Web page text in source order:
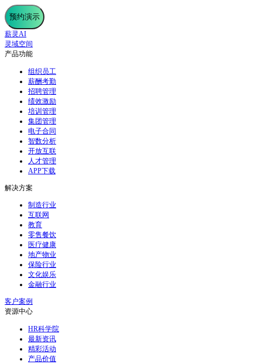
预约演示
薪灵AI
灵域空间
产品功能
组织员工
薪酬考勤
招聘管理
绩效激励
培训管理
集团管理
电子合同
智数分析
开放互联
人才管理
APP下载
解决方案
制造行业
互联网
教育
零售餐饮
医疗健康
地产物业
保险行业
文化娱乐
金融行业
客户案例
资源中心
HR科学院
最新资讯
精彩活动
产品价值